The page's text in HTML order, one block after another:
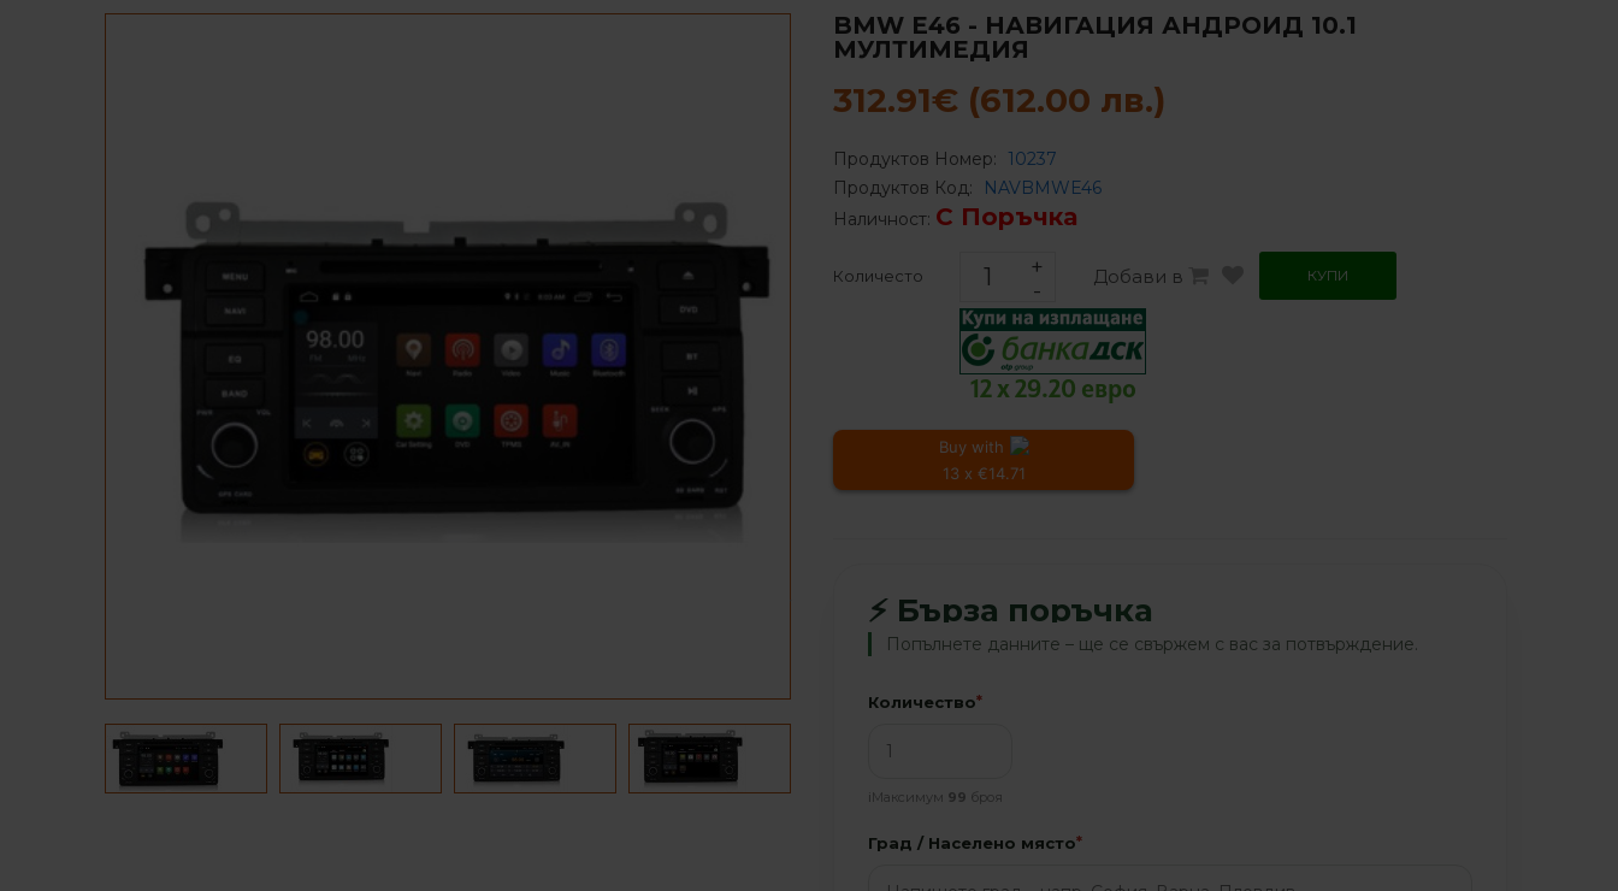
BMW Е46 - НАВИГАЦИЯ АНДРОИД 10.1
МУЛТИМЕДИЯ
312.91€ (612.00 лв.)
Продуктов Номер:
10237
Продуктов Код:
NAVBMWE46
Наличност: С Поръчка
Количесто Добави в КУПИ
12 x 29.20 евро
Buy with
13 x €14.71
⚡ Бърза поръчка
Попълнете данните – ще се свържем с вас за потвърждение.
Количество*
ℹ️Максимум 99 броя
Град / Населено място*